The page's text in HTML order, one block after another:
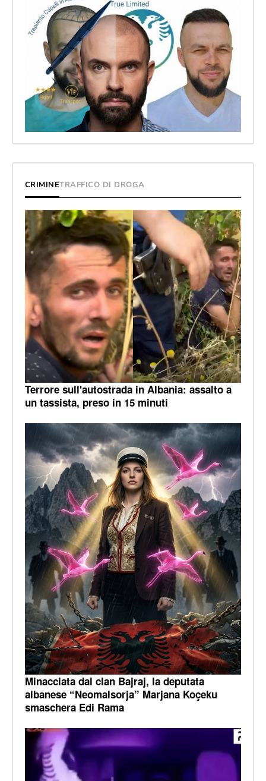
CRIMINETRAFFICO DI DROGA
Terrore sull'autostrada in Albania: assalto a
un tassista, preso in 15 minuti
Minacciata dal clan Bajraj, la deputata
albanese “Neomalsorja” Marjana Koçeku
smaschera Edi Rama